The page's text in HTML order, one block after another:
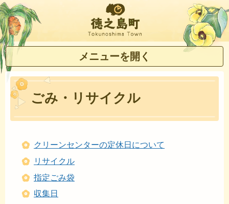
徳之島町
メニューを開く
ごみ・リサイクル
クリーンセンターの定休日について
リサイクル
指定ごみ袋
収集日